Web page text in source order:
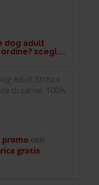
dog adult
scegl ...
Adult Strisce
di carne, 100%
promo con
gratis